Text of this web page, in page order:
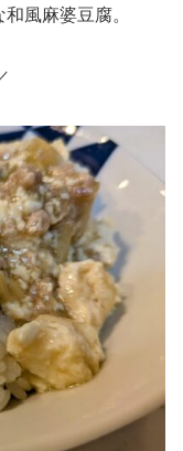
風麻婆豆腐。